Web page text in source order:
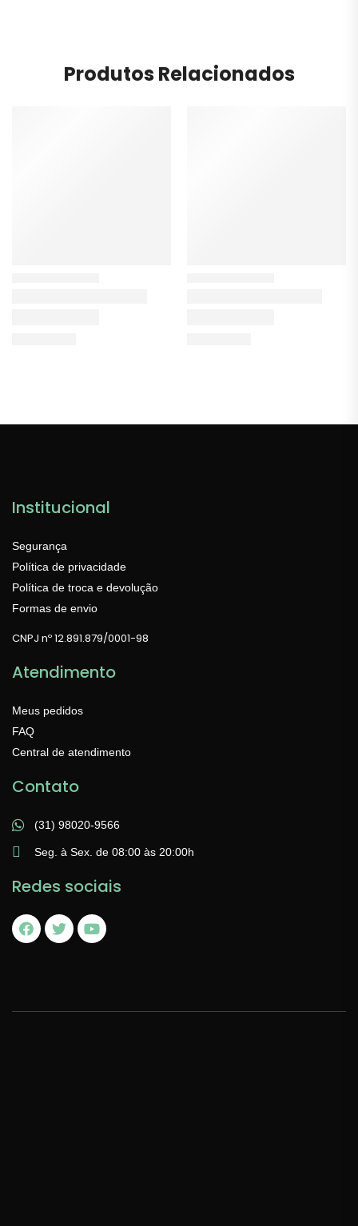
Produtos Relacionados
Institucional
Segurança
Política de privacidade
Política de troca e devolução
Formas de envio
CNPJ nº 12.891.879/0001-98
Atendimento
Meus pedidos
FAQ
Central de atendimento
Contato
(31) 98020-9566
Seg. à Sex. de 08:00 às 20:00h
Redes sociais